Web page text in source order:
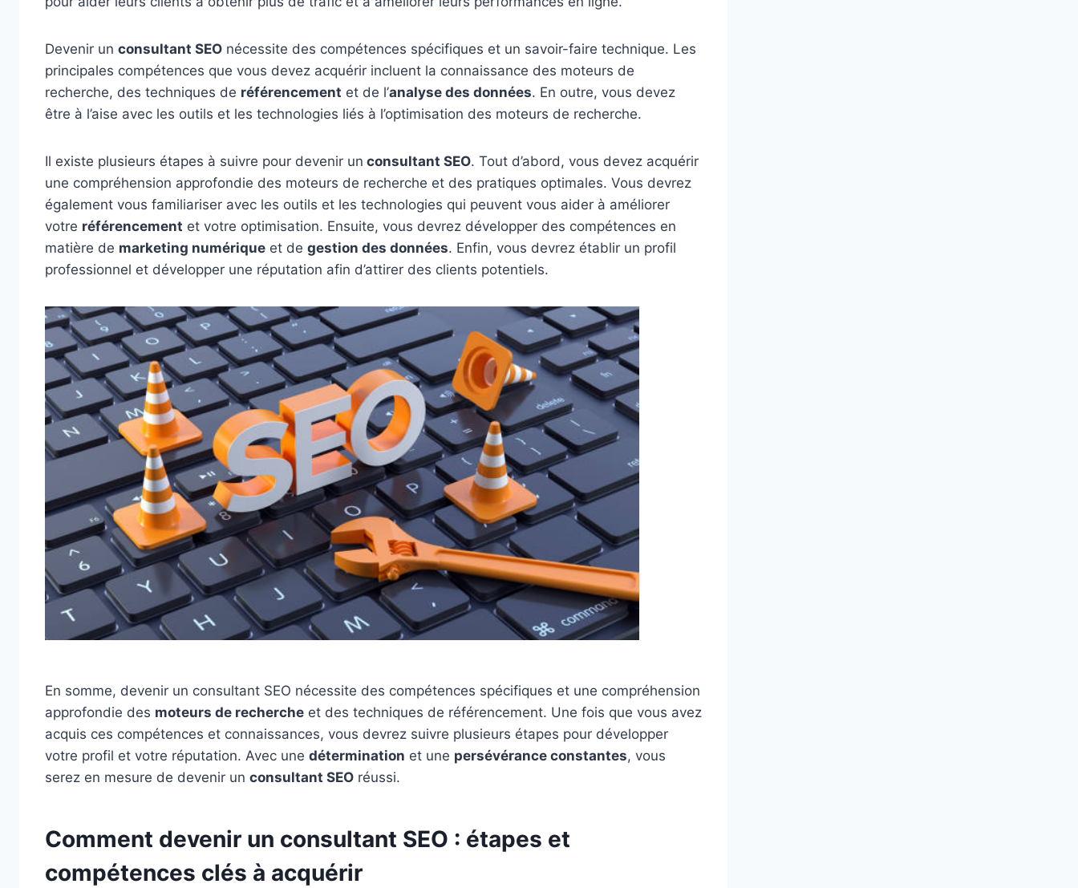
Devenir un consultant SEO nécessite des compétences spécifiques et un savoir-faire technique. Les
principales compétences que vous devez acquérir incluent la connaissance des moteurs de
recherche, des techniques de référencement et de l’analyse des données. En outre, vous devez
être à l’aise avec les outils et les technologies liés à l’optimisation des moteurs de recherche.
Il existe plusieurs étapes à suivre pour devenir un consultant SEO. Tout d’abord, vous devez acquérir
une compréhension approfondie des moteurs de recherche et des pratiques optimales. Vous devrez
également vous familiariser avec les outils et les technologies qui peuvent vous aider à améliorer
votre référencement et votre optimisation. Ensuite, vous devrez développer des compétences en
matière de marketing numérique et de gestion des données. Enfin, vous devrez établir un profil
professionnel et développer une réputation afin d’attirer des clients potentiels.
En somme, devenir un consultant SEO nécessite des compétences spécifiques et une compréhension
approfondie des moteurs de recherche et des techniques de référencement. Une fois que vous avez
acquis ces compétences et connaissances, vous devrez suivre plusieurs étapes pour développer
votre profil et votre réputation. Avec une détermination et une persévérance constantes, vous
serez en mesure de devenir un consultant SEO réussi.
Comment devenir un consultant SEO : étapes et
compétences clés à acquérir